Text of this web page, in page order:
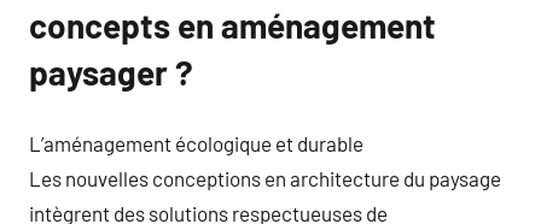
concepts en aménagement
paysager ?
L’aménagement écologique et durable
Les nouvelles conceptions en architecture du paysage
intègrent des solutions respectueuses de